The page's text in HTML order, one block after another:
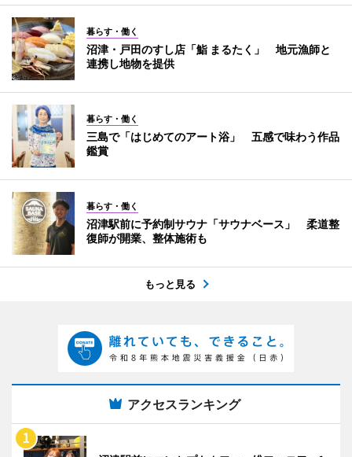
暮らす・働く
沼津・戸田のすし店「鮨 まるたく」 地元漁師と
連携し地物を提供
暮らす・働く
三島で「はじめてのアート浴」 五感で味わう作品
鑑賞
暮らす・働く
沼津駅前に予約制サウナ「サウナベース」 柔道整
復師が開業、整体施術も
もっと見る
アクセスランキング